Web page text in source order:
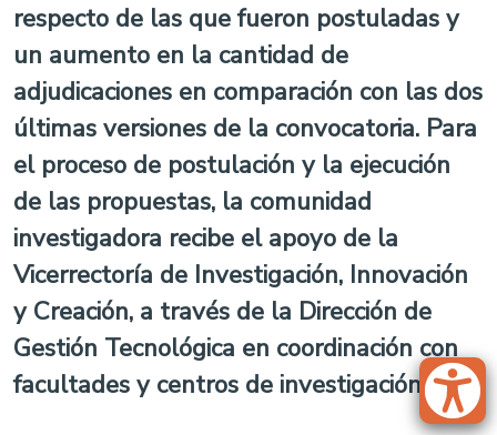
respecto de las que fueron postuladas y
un aumento en la cantidad de
adjudicaciones en comparación con las dos
últimas versiones de la convocatoria. Para
el proceso de postulación y la ejecución
de las propuestas, la comunidad
investigadora recibe el apoyo de la
Vicerrectoría de Investigación, Innovación
y Creación, a través de la Dirección de
Gestión Tecnológica en coordinación con
facultades y centros de investigación.